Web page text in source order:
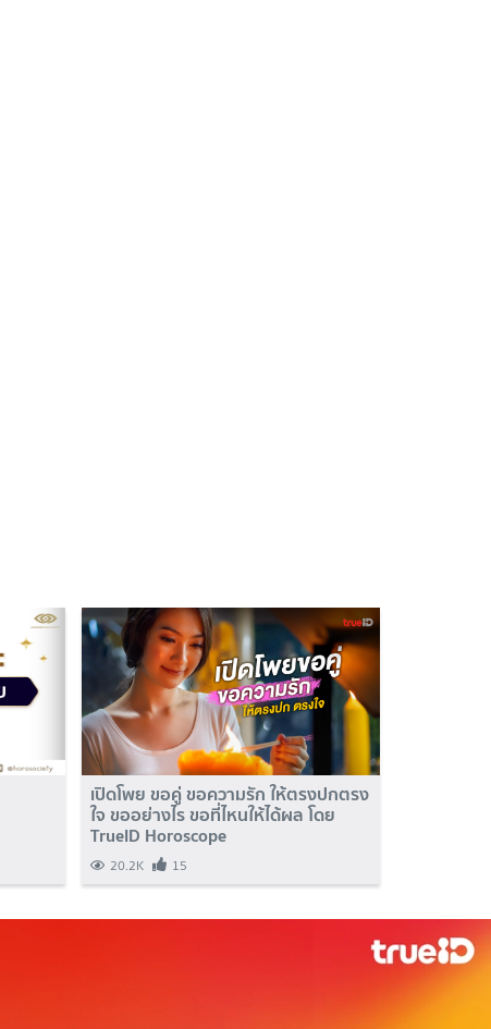
เปิดโพย ขอคู่ ขอความรัก ให้ตรงปกตรง
ใจ ขออย่างไร ขอที่ไหนให้ได้ผล โดย
TrueID Horoscope
20.2K 15